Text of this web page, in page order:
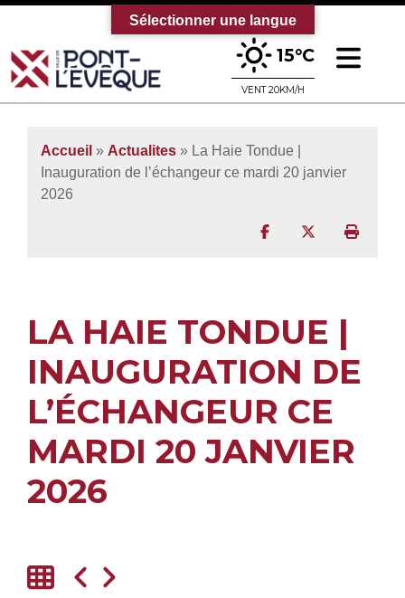
Bienvenue sur le site officiel de la
15°C
VENT 20KM/H
Accueil » Actualites » La Haie Tondue |
Inauguration de l’échangeur ce mardi 20 janvier
2026
Partager surPartager sur
LA HAIE TONDUE |
INAUGURATION DE
L’ÉCHANGEUR CE
MARDI 20 JANVIER
2026
Sélectionner une langue